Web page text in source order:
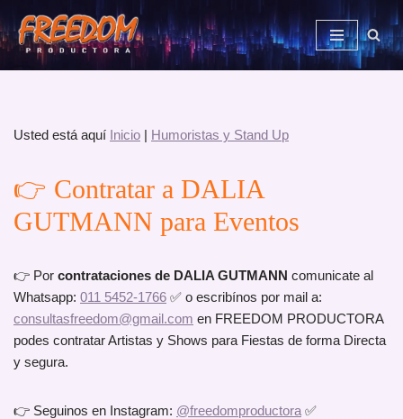
Saltar
al
Usted está aquí Inicio | Humoristas y Stand Up
👉 Contratar a DALIA
GUTMANN para Eventos
👉 Por contrataciones de DALIA GUTMANN comunicate al
Whatsapp: 011 5452-1766 ✅ o escribínos por mail a:
consultasfreedom@gmail.com en FREEDOM PRODUCTORA
podes contratar Artistas y Shows para Fiestas de forma Directa
y segura.
👉 Seguinos en Instagram: @freedomproductora ✅